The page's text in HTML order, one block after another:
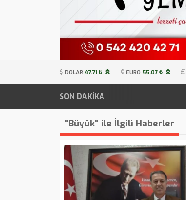
DOLAR 47.71 ₺ EURO 55.07 ₺
SON DAKİKA
"Büyük" ile İlgili Haberler